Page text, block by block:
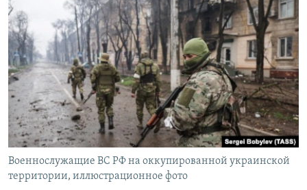
Военнослужащие ВС РФ на оккупированной украинской
территории, иллюстрационное фото